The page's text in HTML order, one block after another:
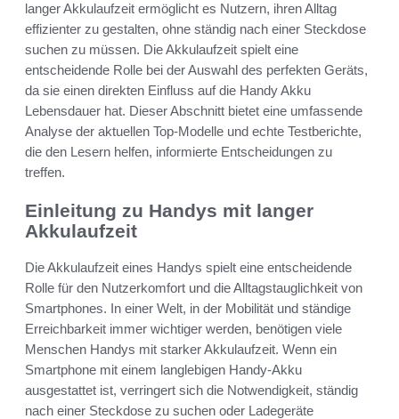
langer Akkulaufzeit ermöglicht es Nutzern, ihren Alltag
effizienter zu gestalten, ohne ständig nach einer Steckdose
suchen zu müssen. Die Akkulaufzeit spielt eine
entscheidende Rolle bei der Auswahl des perfekten Geräts,
da sie einen direkten Einfluss auf die Handy Akku
Lebensdauer hat. Dieser Abschnitt bietet eine umfassende
Analyse der aktuellen Top-Modelle und echte Testberichte,
die den Lesern helfen, informierte Entscheidungen zu
treffen.
Einleitung zu Handys mit langer
Akkulaufzeit
Die Akkulaufzeit eines Handys spielt eine entscheidende
Rolle für den Nutzerkomfort und die Alltagstauglichkeit von
Smartphones. In einer Welt, in der Mobilität und ständige
Erreichbarkeit immer wichtiger werden, benötigen viele
Menschen Handys mit starker Akkulaufzeit. Wenn ein
Smartphone mit einem langlebigen Handy-Akku
ausgestattet ist, verringert sich die Notwendigkeit, ständig
nach einer Steckdose zu suchen oder Ladegeräte